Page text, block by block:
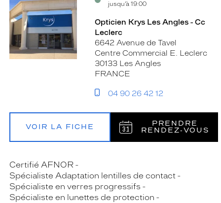
jusqu’à 19:00
Opticien Krys Les Angles - Cc
Leclerc
6642 Avenue de Tavel
Centre Commercial E. Leclerc
30133 Les Angles
FRANCE
04 90 26 42 12
VOIR LA FICHE
PRENDRE
RENDEZ‑VOUS
Certifié AFNOR
Spécialiste Adaptation lentilles de contact
Spécialiste en verres progressifs
Spécialiste en lunettes de protection